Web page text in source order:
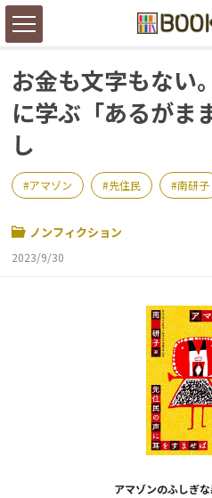
お金も文字もない
に学ぶ「あるがま
し
アマゾン 先住民 南研子
ノンフィクション
2023/9/30
アマゾンのふしぎ